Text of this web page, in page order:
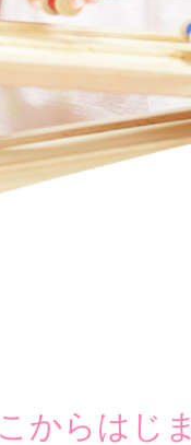
からはじ